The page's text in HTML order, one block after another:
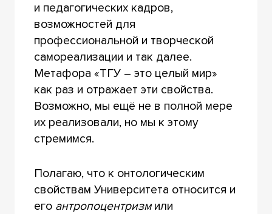
и педагогических кадров,
возможностей для
профессиональной и творческой
самореализации и так далее.
Метафора «ТГУ – это целый мир»
как раз и отражает эти свойства.
Возможно, мы ещё не в полной мере
их реализовали, но мы к этому
стремимся.
Полагаю, что к онтологическим
свойствам Университета относится и
его антропоцентризмили